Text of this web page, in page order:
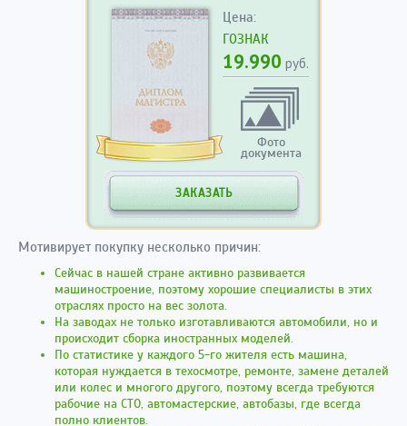
Цена:
ГОЗНАК
19.990 руб.
Фото
документа
ЗАКАЗАТЬ
Мотивирует покупку несколько причин:
Сейчас в нашей стране активно развивается
машиностроение, поэтому хорошие специалисты в этих
отраслях просто на вес золота.
На заводах не только изготавливаются автомобили, но и
происходит сборка иностранных моделей.
По статистике у каждого 5-го жителя есть машина,
которая нуждается в техосмотре, ремонте, замене деталей
или колес и многого другого, поэтому всегда требуются
рабочие на СТО, автомастерские, автобазы, где всегда
полно клиентов.